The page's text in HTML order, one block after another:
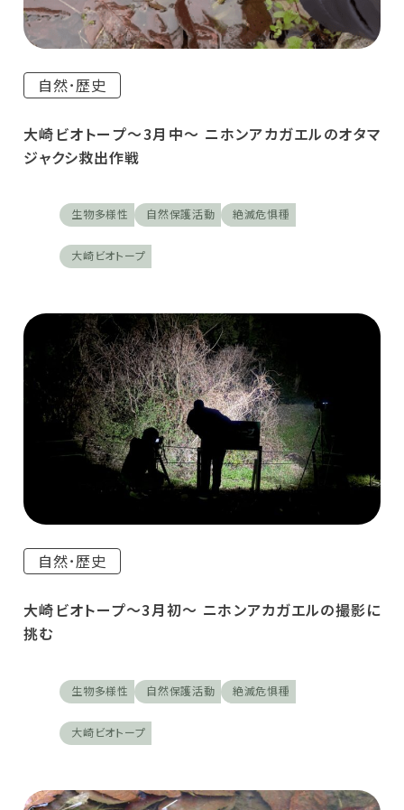
自然･歴史
大崎ビオトープ～3月中～ ニホンアカガエルのオタマ
ジャクシ救出作戦
生物多様性 自然保護活動 絶滅危惧種
大崎ビオトープ
自然･歴史
大崎ビオトープ～3月初～ ニホンアカガエルの撮影に
挑む
生物多様性 自然保護活動 絶滅危惧種
大崎ビオトープ